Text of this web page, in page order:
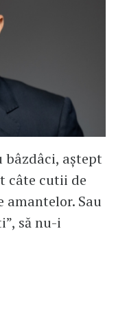
bâzdâci, aștept
câte cutii de
Sau
să nu-i